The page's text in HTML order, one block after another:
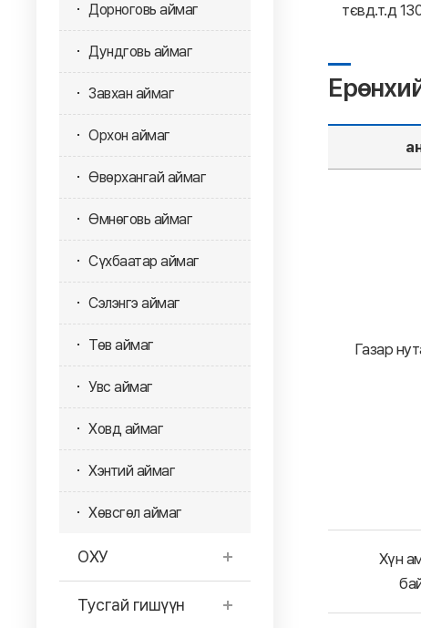
Дорноговь аймаг
Дундговь аймаг
Завхан аймаг
Орхон аймаг
Өвөрхангай аймаг
Өмнөговь аймаг
Сүхбаатар аймаг
Сэлэнгэ аймаг
Төв аймаг
Увс аймаг
Ховд аймаг
Хэнтий аймаг
Хөвсгөл аймаг
ОХУ
Тусгай гишүүн
тєвд.т.д
Газар
Хүн